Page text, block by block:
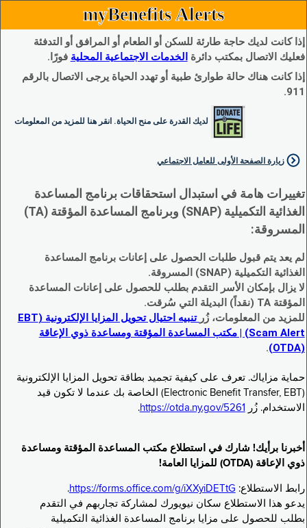
myBenefits Alerts
إذا كانت لديك حاجة طارئة للسكن أو الطعام أو المرافق أو التدفئة
فعليك الاتصال بمكتب دائرة الخدمات الاجتماعية المحلية فورًا.
إذا كانت هناك حالة طوارئ طبية أو تهدد الحياة يرجى الاتصال بالرقم
911.
لديك القدرة على منح الحياة. انقر هنا للمزيد من المعلومات
زيارة الصفحة الأولى للعامل الاجتماعي
تغييرات هامة في استبدال استحقاقات برنامج المساعدة
الغذائية التكميلية (SNAP) وبرنامج المساعدة المؤقتة (TA)
المسروقة:
لم يعد يتم قبول طلبات الحصول على إعانات برنامج المساعدة
الغذائية التكميلية (SNAP) المسروقة.
لا يزال بإمكان الأسر التقدم بطلب للحصول على إعانات المساعدة
المؤقتة TA (نقداً) البديلة التي سُرقت.
للمزيد من المعلومات، زُر
تنبيه احتيال تحويل المزايا الإلكترونية (EBT
Scam Alert) | مكتب المساعدة المؤقتة ومساعدة ذوي الإعاقة
(OTDA)
.
حماية مزاياك. تعرف على كيفية تجميد بطاقة تحويل المزايا الإلكترونية
(Electronic Benefit Transfer, EBT) الخاصة بك عندما لا تكون قيد
الاستخدام. زُر
https://otda.ny.gov/5261
.
أخبرنا برأيك! شارك في استطلاع مكتب المساعدة المؤقتة ومساعدة
ذوي الإعاقة (OTDA) للمزايا العامة!
رابط الاستطلاع: https://forms.office.com/g/iXXyiDETtG
.
يدعو هذا الاستطلاع سكان نيويورك لمشاركة تجاربهم في التقدم
بطلب للحصول على مزايا برنامج المساعدة الغذائية التكميلية